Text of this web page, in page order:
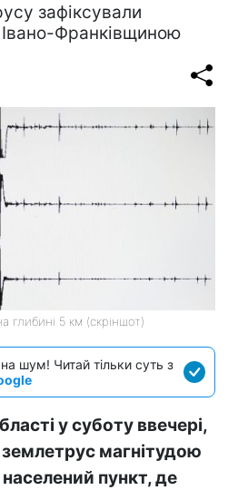
зафіксували
Івано-Франківщиною
глибині 5 км (скріншот)
шум! Читай тільки суть з
у суботу ввечері,
магнітудою
пункт, де